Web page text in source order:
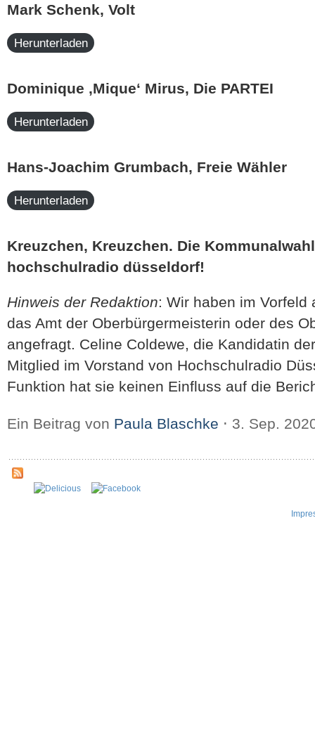
Mark Schenk, Volt
Herunterladen
Dominique ,Mique‘ Mirus, Die PARTEI
Herunterladen
Hans-Joachim Grumbach, Freie Wähler
Herunterladen
Kreuzchen, Kreuzchen. Die
hochschulradio düsseldorf!
Hinweis der Redaktion: Wir haben im Vorfeld
das Amt der Oberbürgermeisterin oder des
angefragt. Celine Coldewe, die Kandidatin
Mitglied im Vorstand von Hochschulradio
Funktion hat sie keinen Einfluss auf die
Ein Beitrag von Paula Blaschke ⋅ 3. Sep.